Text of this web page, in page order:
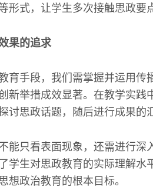
形式，让学生多次接触思政要
果的追求
育手段，我们需掌握并运用传
新举措成效显著。在教学实践
讨思政话题，随后进行成果的
能只看表面现象，还需进行
学生对思政教育的实际理解水
想政治教育的根本目标。